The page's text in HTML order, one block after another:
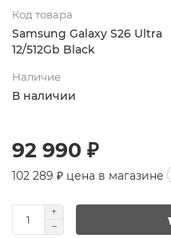
Код товара
Samsung Galaxy S26 Ultra
12/512Gb Black
Наличие
В наличии
92 990 ₽
102 289 ₽ цена в магазине